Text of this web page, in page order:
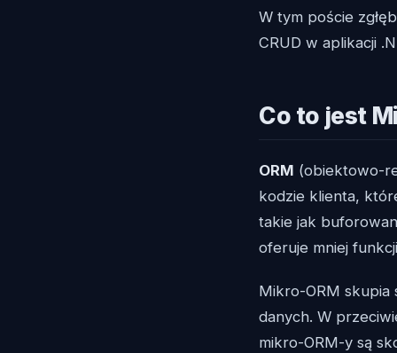
W tym poście
CRUD w aplikacji
Co to jest
ORM (obiektowo-
kodzie klienta,
takie jak
oferuje mniej
Mikro-ORM skupia
danych. W
mikro-ORM-y są